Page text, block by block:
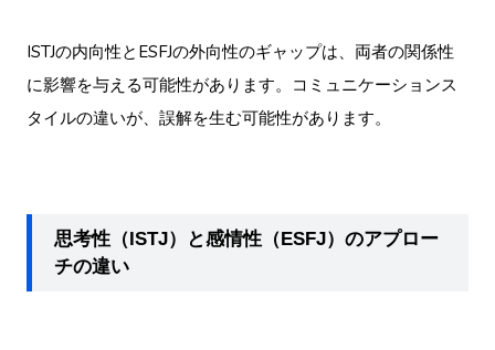
ISTJの内向性とESFJの外向性のギャップは、両者の関係性
に影響を与える可能性があります。コミュニケーションス
タイルの違いが、誤解を生む可能性があります。
思考性（ISTJ）と感情性（ESFJ）のアプロー
チの違い